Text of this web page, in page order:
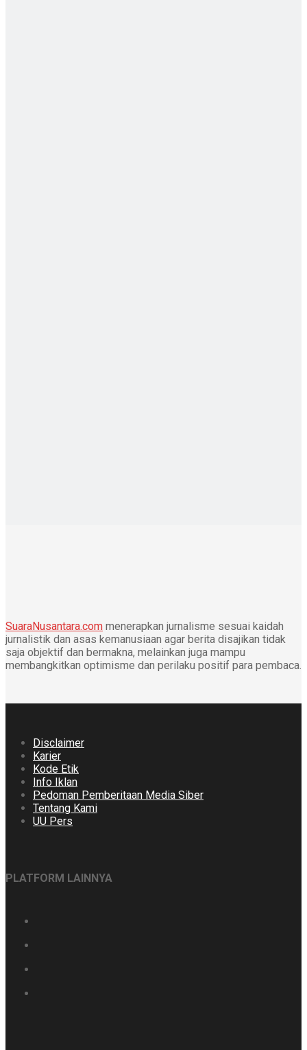
SuaraNusantara.com menerapkan jurnalisme sesuai kaidah
jurnalistik dan asas kemanusiaan agar berita disajikan tidak
saja objektif dan bermakna, melainkan juga mampu
membangkitkan optimisme dan perilaku positif para pembaca.
Disclaimer
Karier
Kode Etik
Info Iklan
Pedoman Pemberitaan Media Siber
Tentang Kami
UU Pers
PLATFORM LAINNYA